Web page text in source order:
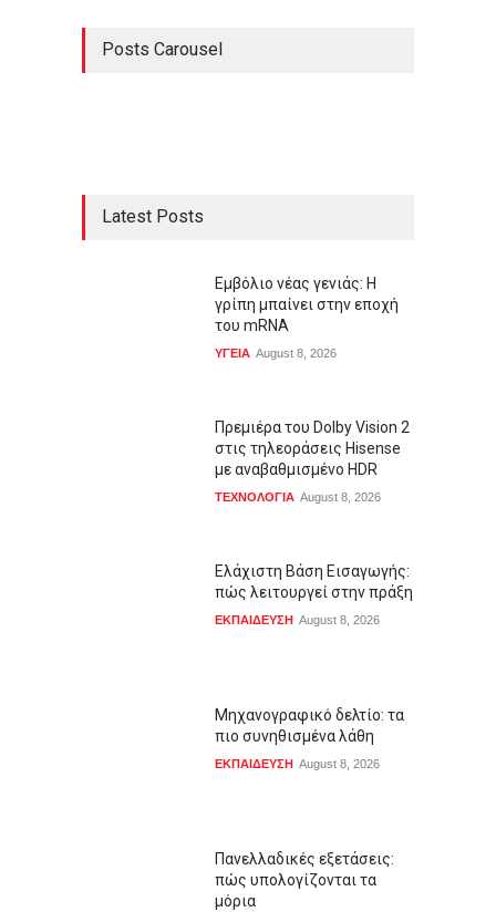
Posts Carousel
Latest Posts
Εμβόλιο νέας γενιάς: Η
γρίπη μπαίνει στην εποχή
του mRNA
ΥΓΕΙΑ August 8, 2026
Πρεμιέρα του Dolby Vision 2
στις τηλεοράσεις Hisense
με αναβαθμισμένο HDR
ΤΕΧΝΟΛΟΓΙΑ August 8, 2026
Ελάχιστη Βάση Εισαγωγής:
πώς λειτουργεί στην πράξη
ΕΚΠΑΙΔΕΥΣΗ August 8, 2026
Μηχανογραφικό δελτίο: τα
πιο συνηθισμένα λάθη
ΕΚΠΑΙΔΕΥΣΗ August 8, 2026
Πανελλαδικές εξετάσεις:
πώς υπολογίζονται τα
μόρια